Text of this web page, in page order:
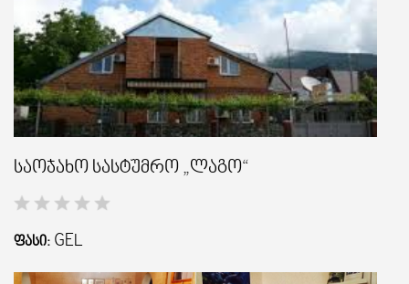
საოჯახო სასტუმრო „ლაგო“
ᲤᲐᲡᲘ: GEL